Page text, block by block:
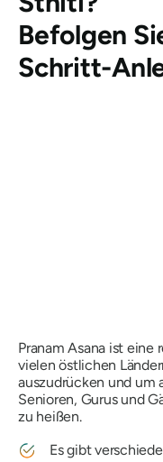
Befolgen
Schritt-
Pranam Asana ist eine
vielen östlichen
auszudrücken und um
Senioren, Gurus und
zu heißen.
Es gibt